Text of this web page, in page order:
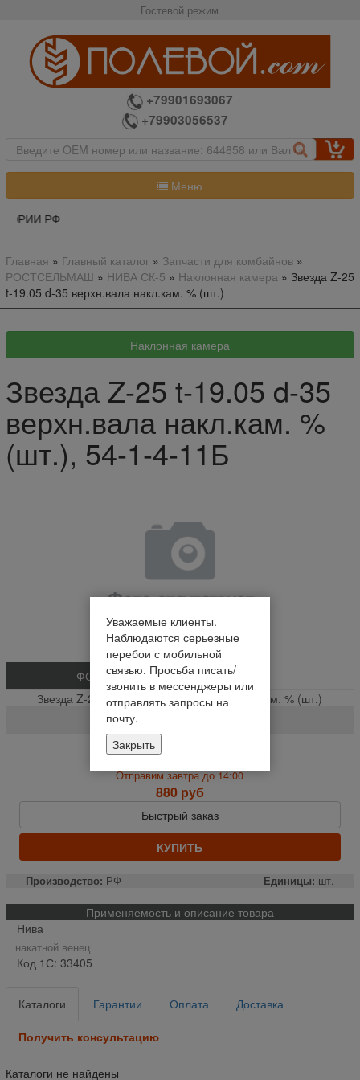
Гостевой режим
+79901693067
+79903056537
Меню
РФ
Главная » Главный каталог» Запчасти для комбайнов»
РОСТСЕЛЬМАШ » НИВА СК-5 » Наклонная камера » Звезда Z-25
t-19.05 d-35 верхн.вала накл.кам. % (шт.)
Звезда Z-25 t-19.05 d-35
верхн.вала накл.кам. %
(шт.), 54-1-4-11Б
ФОТО
Звезда Z-25 t-19.05 d-35 верхн.вала накл.кам. % (шт.)
На складе
Отправим завтра до 14:00
880 руб
Быстрый заказ
КУПИТЬ
Производство: РФ Единицы: шт.
Применяемость и описание товара
Нива
накатной венец
Код 1С: 33405
Каталоги Гарантии Оплата Доставка
Получить консультацию
Каталоги не найдены
Уважаемые клиенты.
Наблюдаются серьезные
перебои с мобильной
связью. Просьба писать/
звонить в мессенджеры или
отправлять запросы на
почту.
Закрыть